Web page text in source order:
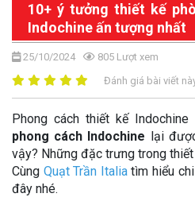
10+ ý tưởng thiết kế
Indochine ấn tượng nhất
25/10/2024 805 Lượt xem
Đánh giá bài viết
Phong cách thiết kế
phong cách Indochine lại
vậy? Những đặc trưng trong
Cùng Quạt Trần Italiatìm hiểu
đây nhé.